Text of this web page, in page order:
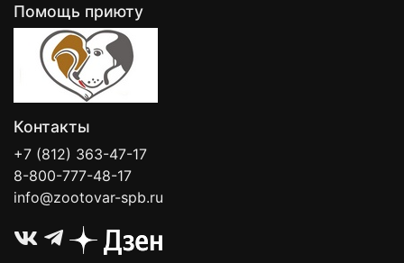
Помощь приюту
Контакты
+7 (812) 363-47-17
8-800-777-48-17
info@zootovar-spb.ru